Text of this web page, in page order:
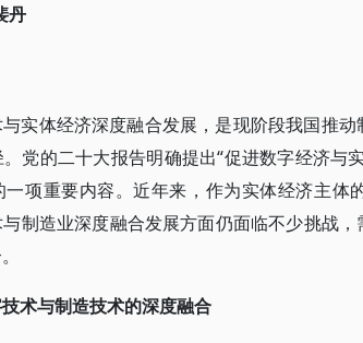
丹
实体经济深度融合发展，是现阶段我国推
党的二十大报告明确提出“促进数字经济与
项重要内容。近年来，作为实体经济主体
制造业深度融合发展方面仍面临不少挑战
术与制造技术的深度融合